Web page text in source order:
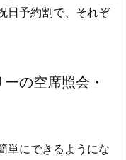
日予約割で、それぞ
の空席照会・
単にできるようにな